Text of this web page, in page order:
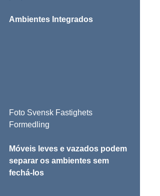
Ambientes Integrados
Foto Svensk Fastighets
Formedling
Móveis leves e vazados podem
separar os ambientes sem
fechá-los